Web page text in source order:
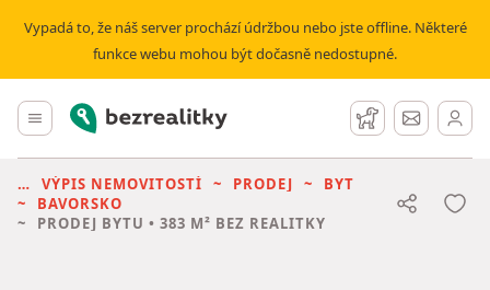
Vypadá to, že náš server prochází údržbou nebo jste offline. Některé
funkce webu mohou být dočasně nedostupné.
Hlavní menu
Bezrealitky Hlídací pes
Zprávy
VÝPIS NEMOVITOSTÍ PRODEJ
BYT
BAVORSKO
PRODEJ BYTU • 383 M² BEZ REALITKY